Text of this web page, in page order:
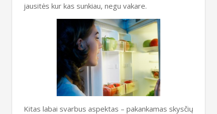
jausitės kur kas sunkiau, negu vakare.
Kitas labai svarbus aspektas – pakankamas skysčių